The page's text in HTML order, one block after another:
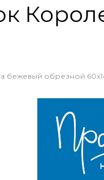
бежевый обрезной